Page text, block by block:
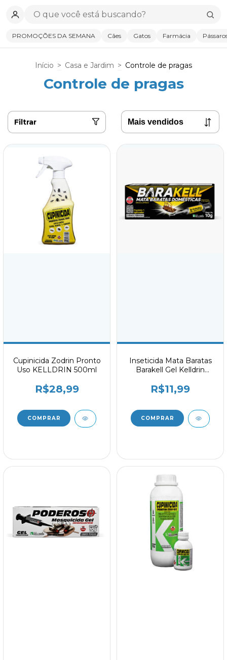
Início > Casa e Jardim > Controle de pragas
Controle de pragas
Filtrar
Cupinicida Zodrin Pronto
Uso KELLDRIN 500ml
R$28,99
Inseticida Mata Baratas
Barakell Gel Kelldrin
R$11,99
PROMOÇÕES DA SEMANA Cães Gatos Farmácia